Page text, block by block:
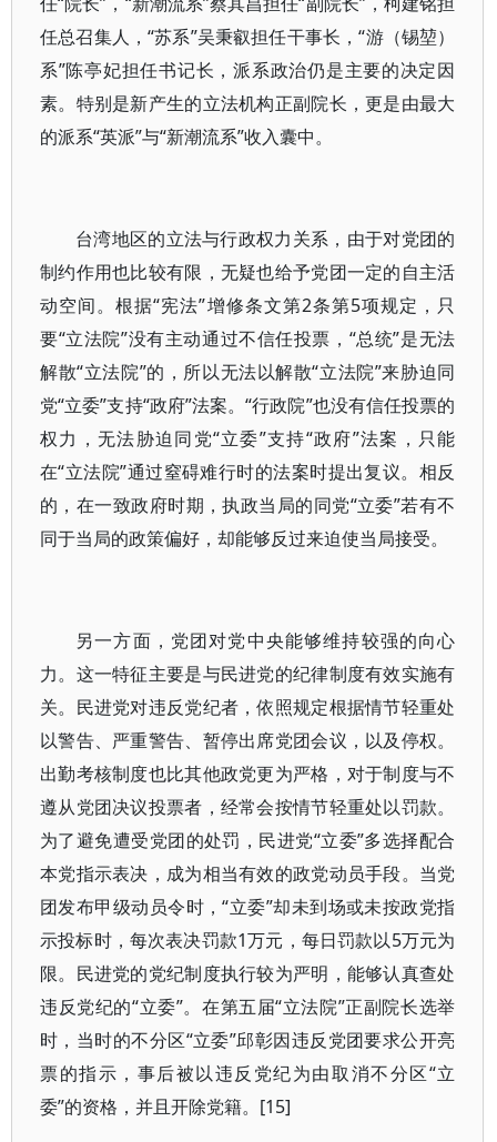
任总召集人，“苏系”吴秉叡担任干事长，“游（锡堃）
系”陈亭妃担任书记长，派系政治仍是主要的决定因
素。特别是新产生的立法机构正副院长，更是由最大
的派系“英派”与“新潮流系”收入囊中。
台湾地区的立法与行政权力关系，由于对党团的
制约作用也比较有限，无疑也给予党团一定的自主活
动空间。根据“宪法”增修条文第2条第5项规定，只
要“立法院”没有主动通过不信任投票，“总统”是无法
解散“立法院”的，所以无法以解散“立法院”来胁迫同
党“立委”支持“政府”法案。“行政院”也没有信任投票的
权力，无法胁迫同党“立委”支持“政府”法案，只能
在“立法院”通过窒碍难行时的法案时提出复议。相反
的，在一致政府时期，执政当局的同党“立委”若有不
同于当局的政策偏好，却能够反过来迫使当局接受。
另一方面，党团对党中央能够维持较强的向心
力。这一特征主要是与民进党的纪律制度有效实施有
关。民进党对违反党纪者，依照规定根据情节轻重处
以警告、严重警告、暂停出席党团会议，以及停权。
出勤考核制度也比其他政党更为严格，对于制度与不
遵从党团决议投票者，经常会按情节轻重处以罚款。
为了避免遭受党团的处罚，民进党“立委”多选择配合
本党指示表决，成为相当有效的政党动员手段。当党
团发布甲级动员令时，“立委”却未到场或未按政党指
示投标时，每次表决罚款1万元，每日罚款以5万元为
限。民进党的党纪制度执行较为严明，能够认真查处
违反党纪的“立委”。在第五届“立法院”正副院长选举
时，当时的不分区“立委”邱彰因违反党团要求公开亮
票的指示，事后被以违反党纪为由取消不分区“立
委”的资格，并且开除党籍。[15]